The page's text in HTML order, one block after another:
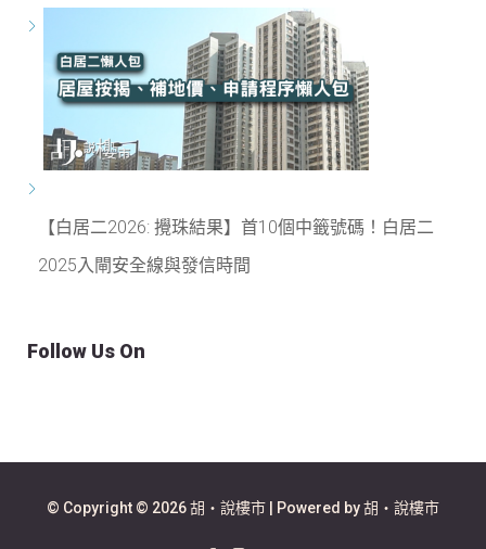
【白居二2026: 攪珠結果】首10個中籤號碼！白居二
2025入閘安全線與發信時間
Follow Us On
© Copyright © 2026 胡‧說樓市 | Powered by 胡‧說樓市